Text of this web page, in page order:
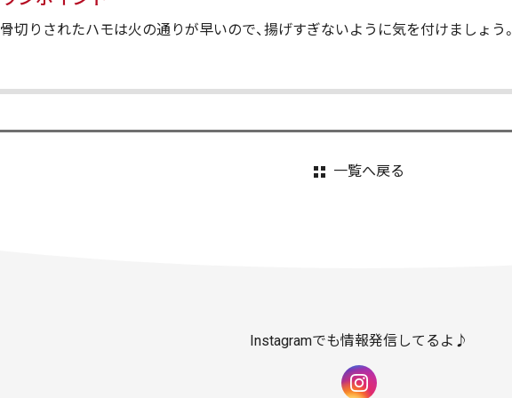
骨切りされたハモは火の通りが早いので、揚げすぎないように気を付けましょう。
一覧へ戻る
Instagramでも情報発信してるよ♪